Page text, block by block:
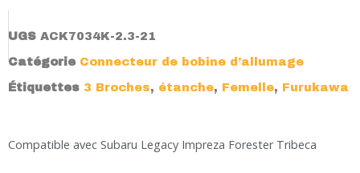
UGS ACK7034K-2.3-21
Catégorie Connecteur de bobine d’allumage
Étiquettes 3 Broches, étanche, Femelle, Furukawa
Compatible avec Subaru Legacy Impreza Forester Tribeca